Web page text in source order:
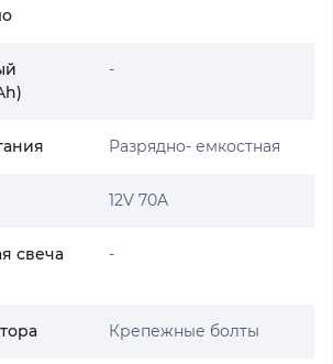
-
Разрядно- емкостная
12V 70A
свеча
-
Крепежные болты